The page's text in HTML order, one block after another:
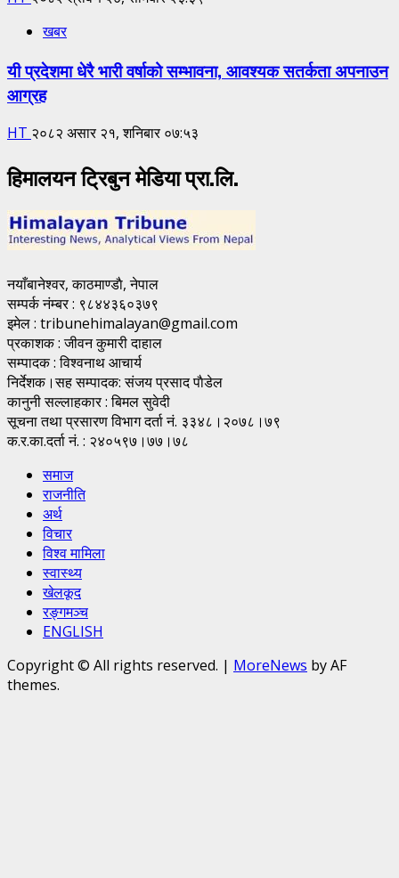
खबर
यी प्रदेशमा धेरै भारी वर्षाको सम्भावना, आवश्यक सतर्कता अपनाउन
आग्रह
HT २०८२ असार २१, शनिबार ०७:५३
हिमालयन ट्रिबुन मेडिया प्रा.लि.
नयाँबानेश्वर, काठमाण्डाै, नेपाल
सम्पर्क नंम्बर : ९८४४३६०३७९
इमेल : tribunehimalayan@gmail.com
प्रकाशक : जीवन कुमारी दाहाल
सम्पादक : विश्वनाथ आचार्य
निर्देशक।सह सम्पादक: संजय प्रसाद पाैडेल
कानुनी सल्लाहकार : बिमल सुवेदी
सूचना तथा प्रसारण विभाग दर्ता नं. ३३४८।२०७८।७९
क.र.का.दर्ता नं. : २४०५९७।७७।७८
समाज
राजनीति
अर्थ
विचार
विश्व मामिला
स्वास्थ्य
खेलकूद
रङ्गमञ्च
ENGLISH
Copyright © All rights reserved. | MoreNews by AF
themes.